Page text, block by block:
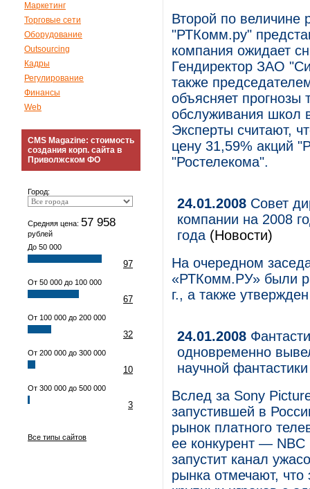
Маркетинг
Торговые сети
Оборудование
Outsourcing
Кадры
Регулирование
Финансы
Web
CMS Magazine: стоимость
создания корп. сайта в
Приволжском ФО
Город:
Средняя цена: 57 958
рублей
До 50 000
97
От 50 000 до 100 000
67
От 100 000 до 200 000
32
От 200 000 до 300 000
10
От 300 000 до 500 000
3
Все типы сайтов
Второй по величине
"РТКомм.ру"
компания ожидает
Гендиректор ЗАО
также
объясняет
обслуживания школ
Эксперты считают,
цену 31,59% акций
"Ростелекома".
24.01.2008 Совет
компании на 2008
года (Новости)
На очередном
«РТКомм.РУ» были
г., а также
24.01.2008
одновременно
научной
Вслед за Sony
запустившей в
рынок платного
ее конкурент —
запустит канал
рынка отмечают,